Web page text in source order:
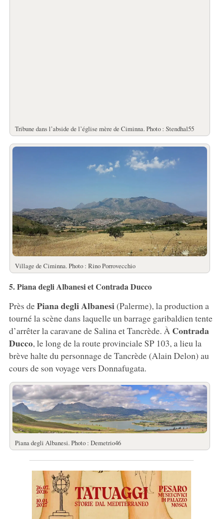
Tribune dans l’abside de l’église mère de Ciminna. Photo : Stendhal55
Village de Ciminna. Photo : Rino Porrovecchio
5. Piana degli Albanesi et Contrada Ducco
Près dePiana degli Albanesi(Palerme), la production a
tourné la scène dans laquelle un barrage garibaldien tente
d’arrêter la caravane de Salina et Tancrède. À Contrada
Ducco, le long de la route provinciale SP 103, a lieu la
brève halte du personnage de Tancrède (Alain Delon) au
cours de son voyage vers Donnafugata.
Piana degli Albanesi. Photo : Demetrio46